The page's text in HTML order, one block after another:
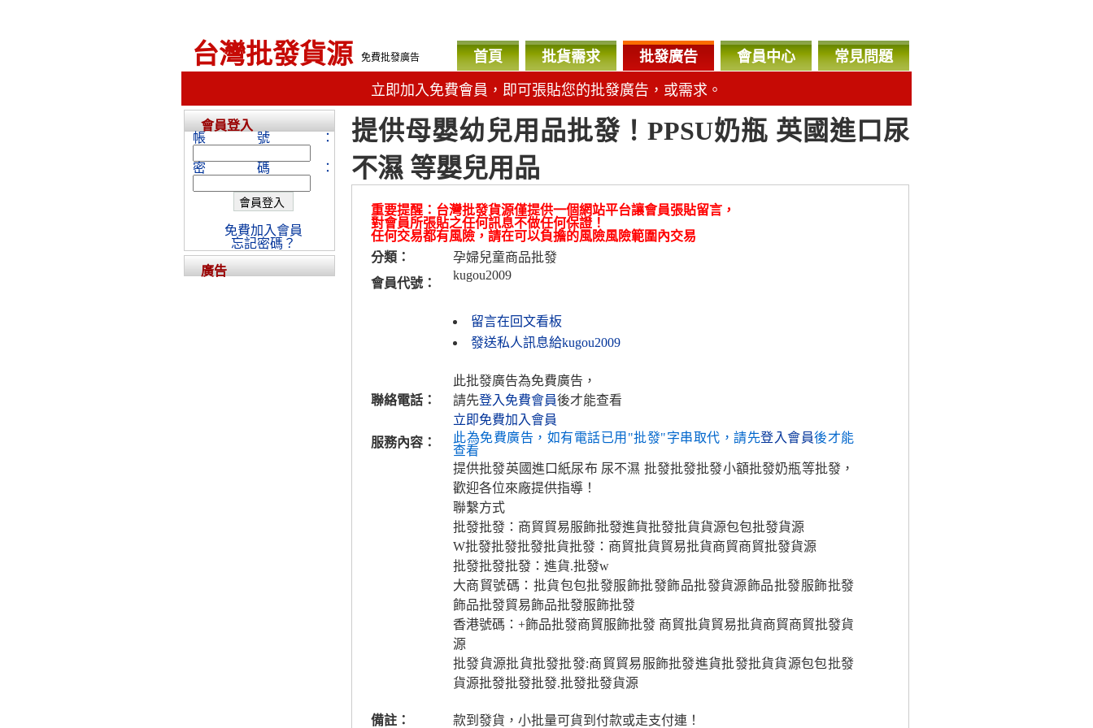
台灣批發貨源 免費批發廣告 首頁 批貨需求 批發廣告 會員中心 常見問題
立即加入免費會員，即可張貼您的批發廣告，或需求。
提供母嬰幼兒用品批發！PPSU奶瓶 英國進口尿
不濕 等嬰兒用品
重要提醒：台灣批發貨源僅提供一個網站平台讓會員張貼留言，
對會員所張貼之任何訊息不做任何保證！
任何交易都有風險，請在可以負擔的風險風險範圍內交易
分類：
孕婦兒童商品批發
會員代號：
kugou2009
留言在回文看板
發送私人訊息給kugou2009
聯絡電話：
此批發廣告為免費廣告，
請先登入免費會員後才能查看
立即免費加入會員
服務內容：
此為免費廣告，如有電話已用"批發"字串取代，請先登入會員後才能
查看
提供批發英國進口紙尿布 尿不濕 批發批發批發小額批發奶瓶等批發，
歡迎各位來廠提供指導！
聯繫方式
批發批發：商貿貿易服飾批發進貨批發批貨貨源包包批發貨源
W批發批發批發批貨批發：商貿批貨貿易批貨商貿商貿批發貨源
批發批發批發：進貨.批發w
大商貿號碼：批貨包包批發服飾批發飾品批發貨源飾品批發服飾批發
飾品批發貿易飾品批發服飾批發
香港號碼：+飾品批發商貿服飾批發 商貿批貨貿易批貨商貿商貿批發貨
源
批發貨源批貨批發批發:商貿貿易服飾批發進貨批發批貨貨源包包批發
貨源批發批發批發.批發批發貨源
備註： 款到發貨，小批量可貨到付款或走支付連！
會員登入
帳號：
密碼：
免費加入會員
忘記密碼？
廣告